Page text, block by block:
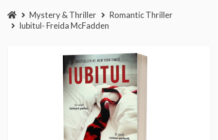
Mystery & Thriller
Romantic Thriller
Iubitul- Freida McFadden